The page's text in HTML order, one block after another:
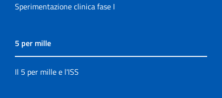
Sperimentazione clinica fase I
5 per mille
Il 5 per mille e l'ISS